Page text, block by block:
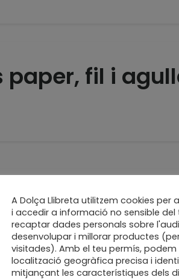
paper, fil i
A Dolça Llibreta utilitzem cookies per
i accedir a informació no sensible del
recaptar dades personals sobre
desenvolupar i millorar productes
visitades). Amb el teu permís,
localització geogràfica precisa i
mitjançant les característiques dels